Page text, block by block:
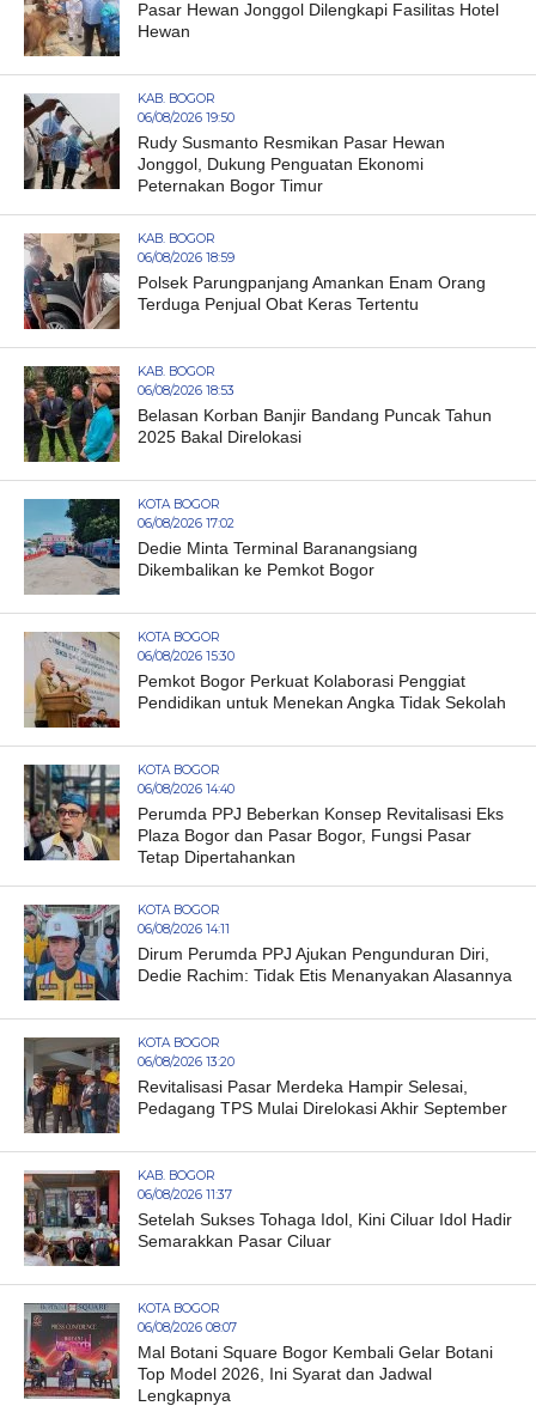
Pasar Hewan Jonggol Dilengkapi Fasilitas Hotel
Hewan
KAB. BOGOR
06/08/2026 19:50
Rudy Susmanto Resmikan Pasar Hewan
Jonggol, Dukung Penguatan Ekonomi
Peternakan Bogor Timur
KAB. BOGOR
06/08/2026 18:59
Polsek Parungpanjang Amankan Enam Orang
Terduga Penjual Obat Keras Tertentu
KAB. BOGOR
06/08/2026 18:53
Belasan Korban Banjir Bandang Puncak Tahun
2025 Bakal Direlokasi
KOTA BOGOR
06/08/2026 17:02
Dedie Minta Terminal Baranangsiang
Dikembalikan ke Pemkot Bogor
KOTA BOGOR
06/08/2026 15:30
Pemkot Bogor Perkuat Kolaborasi Penggiat
Pendidikan untuk Menekan Angka Tidak Sekolah
KOTA BOGOR
06/08/2026 14:40
Perumda PPJ Beberkan Konsep Revitalisasi Eks
Plaza Bogor dan Pasar Bogor, Fungsi Pasar
Tetap Dipertahankan
KOTA BOGOR
06/08/2026 14:11
Dirum Perumda PPJ Ajukan Pengunduran Diri,
Dedie Rachim: Tidak Etis Menanyakan Alasannya
KOTA BOGOR
06/08/2026 13:20
Revitalisasi Pasar Merdeka Hampir Selesai,
Pedagang TPS Mulai Direlokasi Akhir September
KAB. BOGOR
06/08/2026 11:37
Setelah Sukses Tohaga Idol, Kini Ciluar Idol Hadir
Semarakkan Pasar Ciluar
KOTA BOGOR
06/08/2026 08:07
Mal Botani Square Bogor Kembali Gelar Botani
Top Model 2026, Ini Syarat dan Jadwal
Lengkapnya